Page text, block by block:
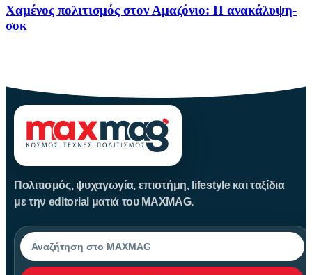
Χαμένος πολιτισμός στον Αμαζόνιο: Η ανακάλυψη-
σοκ
Πολιτισμός, ψυχαγωγία, επιστήμη, lifestyle και ταξίδια
με την editorial ματιά του MAXMAG.
Αναζήτηση